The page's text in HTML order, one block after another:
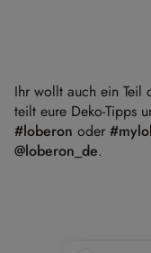
Ihr wollt auch ein Teil
teilt eure Deko-Tipps
#loberon oder
@loberon_de.